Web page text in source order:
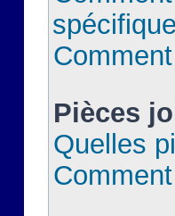
Pièces
Quelles